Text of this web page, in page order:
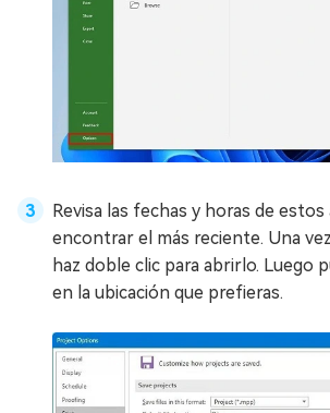
Revisa las fechas y horas de
encontrar el más reciente. Una
haz doble clic para abrirlo. Luego
en la ubicación que prefieras.